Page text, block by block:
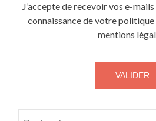
J’accepte de recevoir vos e-
connaissance de votre
mentions